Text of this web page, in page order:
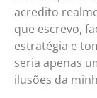
acredito
que escrevo,
estratégia e
seria apenas
ilusões da